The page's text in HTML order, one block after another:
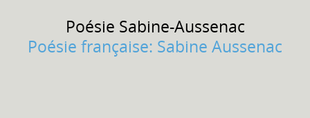
Poésie Sabine-Aussenac
Poésie française: Sabine Aussenac